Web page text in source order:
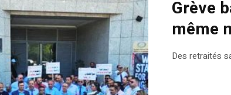
Grève
même
Des retraités